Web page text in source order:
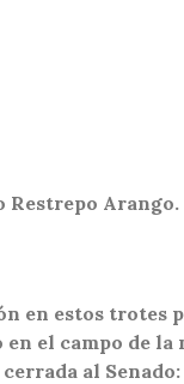
Restrepo Arango.
en estos trotes
el campo de la
al Senado: